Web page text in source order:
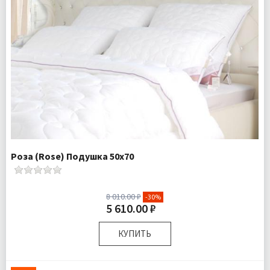
Роза (Rose) Подушка 50х70
8 010.00 ₽ -30%
5 610.00 ₽
КУПИТЬ